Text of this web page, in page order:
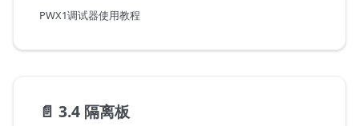
PWX1调试器使用教程
📄️ 3.4 隔离板